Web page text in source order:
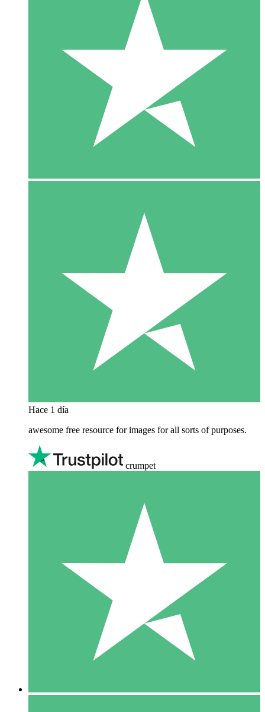
Hace 1 día
awesome free resource for images for all sorts of purposes.
crumpet